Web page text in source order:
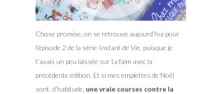
Chose promise, on se retrouve aujourd’hui pour
l’épisode 2 de la série Instant de Vie, puisque je
t’avais un peu laissée sur ta faim avec la
précédente édition. Et si mes emplettes de Noël
sont, d’habitude, une vraie courses contre la